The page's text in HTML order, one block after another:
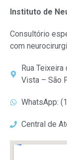
Instituto de
Consultório
com
Rua Teixeira
Vista – São
WhatsApp:
Central de